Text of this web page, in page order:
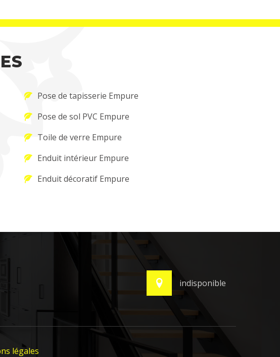
Pose de tapisserie Empure
Pose de sol PVC Empure
Toile de verre Empure
Enduit intérieur Empure
Enduit décoratif Empure
indisponible
légales